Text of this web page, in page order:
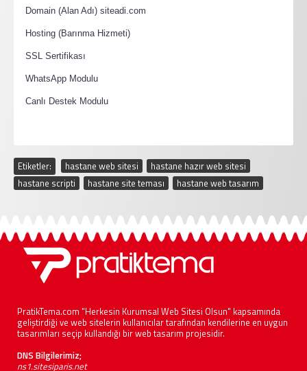
Domain (Alan Adı) siteadi.com
Hosting (Barınma Hizmeti)
SSL Sertifikası
WhatsApp Modulu
Canlı Destek Modulu
Etiketler: hastane web sitesi hastane hazır web sitesi
hastane scripti
hastane site teması hastane web tasarım
PratikTema.com "Herkesin Kurumsal Web Sitesi Olsun" kapsamında
geliştirdiği ve web sitelerin kullanıcılar tarafından kendilerine en uygun
tasarımları seçip kullandığı bir web tasarım projesidir.
DNS Bilgilerimiz;
ns1.sitesiparis.net